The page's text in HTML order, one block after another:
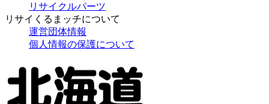
リサイクルパーツ
リサイくるまッチについて
運営団体情報
個人情報の保護について